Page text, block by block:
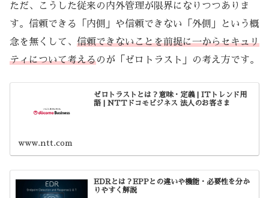
ただ、こうした従来の内外管理が限界になりつつありま
す。信頼できる「内側」や信頼できない「外側」という概
念を無くして、 信頼できないことを前提に一からセキュリ
ティについて考えるのが「ゼロトラスト」の考え方です。
ゼロトラストとは？意味・定義 | ITトレンド用
語 | NTTドコモビジネス 法人のお客さま
www.ntt.com
EDRとは？EPPとの違いや機能・必要性を分か
りやすく解説